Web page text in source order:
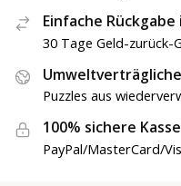
Einfache
30 Tage Geld-zurück-
Puzzles aus
100% sichere Kasse
PayPal/MasterCard/